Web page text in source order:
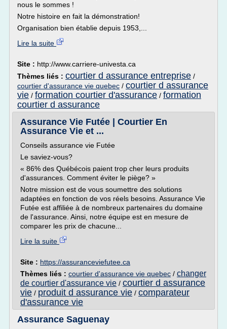
nous le sommes !
Notre histoire en fait la démonstration!
Organisation bien établie depuis 1953,...
Lire la suite
Site : http://www.carriere-univesta.ca
Thèmes liés : courtier d assurance entreprise /
courtier d'assurance vie quebec / courtier d assurance
vie / formation courtier d'assurance / formation
courtier d assurance
Assurance Vie Futée | Courtier En
Assurance Vie et ...
Conseils assurance vie Futée
Le saviez-vous?
« 86% des Québécois paient trop cher leurs produits
d'assurances. Comment éviter le piège? »
Notre mission est de vous soumettre des solutions
adaptées en fonction de vos réels besoins. Assurance Vie
Futée est affiliée à de nombreux partenaires du domaine
de l'assurance. Ainsi, notre équipe est en mesure de
comparer les prix de chacune...
Lire la suite
Site : https://assuranceviefutee.ca
Thèmes liés : courtier d'assurance vie quebec / changer
de courtier d'assurance vie / courtier d assurance
vie / produit d assurance vie / comparateur
d'assurance vie
Assurance Saguenay